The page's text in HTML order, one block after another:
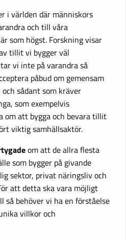
i världen där människors
och till våra
som högst. Forskning visar
tillit vi bygger väl
vi inte på varandra så
påbud om gemensam
sådant som kräver
som exempelvis
om att bygga och bevara tillit
viktig samhällsaktör.
om att de allra flesta
som bygger på givande
sektor, privat näringsliv och
att detta ska vara möjligt
så behöver vi ha en förståelse
villkor och